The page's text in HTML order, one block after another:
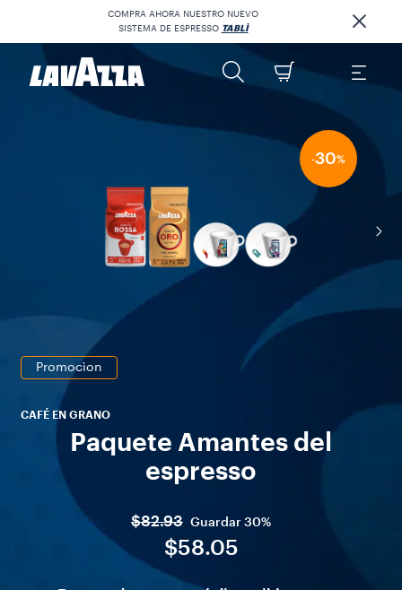
COMPRA AHORA NUESTRO NUEVO
SISTEMA DE ESPRESSO TABLÌ
-30%
Promocìon
CAFÉ EN GRANO
Paquete Amantes del
espresso
$82.93 Guardar 30%
$58.05